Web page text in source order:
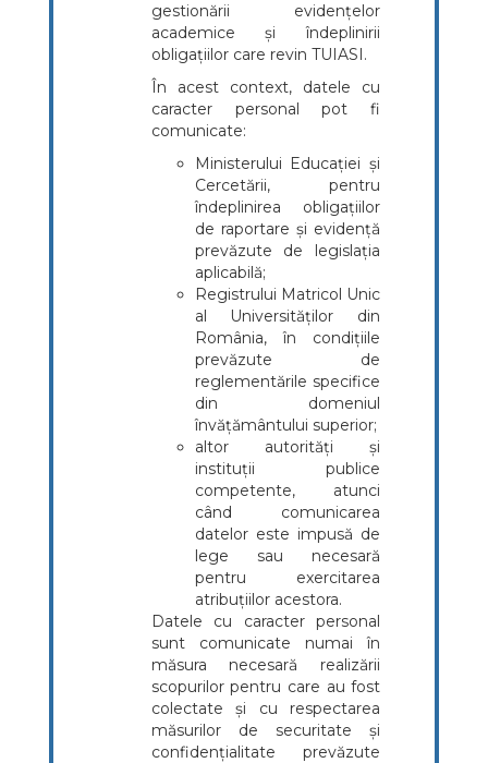
gestionării evidențelor
academice și îndeplinirii
obligațiilor care revin TUIASI.
În acest context, datele cu
caracter personal pot fi
comunicate:
Ministerului Educației și
Cercetării, pentru
îndeplinirea obligațiilor
de raportare și evidență
prevăzute de legislația
aplicabilă;
Registrului Matricol Unic
al Universităților din
România, în condițiile
prevăzute de
reglementările specifice
din domeniul
învățământului superior;
altor autorități și
instituții publice
competente, atunci
când comunicarea
datelor este impusă de
lege sau necesară
pentru exercitarea
atribuțiilor acestora.
Datele cu caracter personal
sunt comunicate numai în
măsura necesară realizării
scopurilor pentru care au fost
colectate și cu respectarea
măsurilor de securitate și
confidențialitate prevăzute